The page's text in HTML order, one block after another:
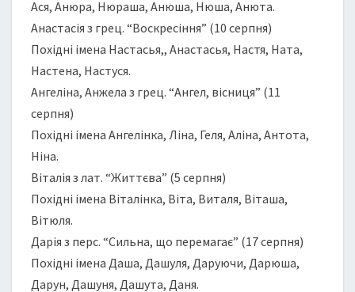
Ася, Анюра, Нюраша, Анюша, Нюша, Анюта.
Анастасія з грец. “Воскресіння” (10 серпня)
Похідні імена Настасья,, Анастасья, Настя, Ната,
Настена, Настуся.
Ангеліна, Анжела з грец. “Ангел, вісниця” (11
серпня)
Похідні імена Ангелінка, Ліна, Геля, Аліна, Антота,
Ніна.
Віталія з лат. “Життєва” (5 серпня)
Похідні імена Віталінка, Віта, Виталя, Віташа,
Вітюля.
Дарія з перс. “Сильна, що перемагає” (17 серпня)
Похідні імена Даша, Дашуля, Даруючи, Дарюша,
Дарун, Дашуня, Дашута, Даня.